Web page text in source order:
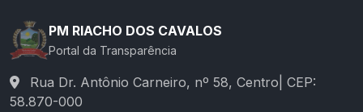
PM RIACHO DOS CAVALOS
Portal da Transparência
Rua Dr. Antônio Carneiro, nº 58, Centro| CEP:
58.870-000